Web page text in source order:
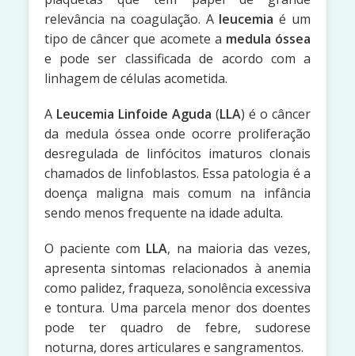
relevância na coagulação. A leucemia é um
tipo de câncer que acomete a medula óssea
e pode ser classificada de acordo com a
linhagem de células acometida.
A Leucemia Linfoide Aguda (LLA) é o câncer
da medula óssea onde ocorre proliferação
desregulada de linfócitos imaturos clonais
chamados de linfoblastos. Essa patologia é a
doença maligna mais comum na infância
sendo menos frequente na idade adulta.
O paciente com LLA, na maioria das vezes,
apresenta sintomas relacionados à anemia
como palidez, fraqueza, sonolência excessiva
e tontura. Uma parcela menor dos doentes
pode ter quadro de febre, sudorese
noturna, dores articulares e sangramentos.